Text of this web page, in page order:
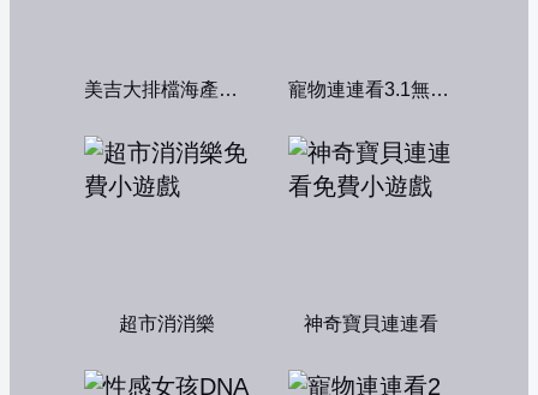
美吉大排檔海產店：中文版 寵物連連看3.1無敵版
超市消消樂 神奇寶貝連連看